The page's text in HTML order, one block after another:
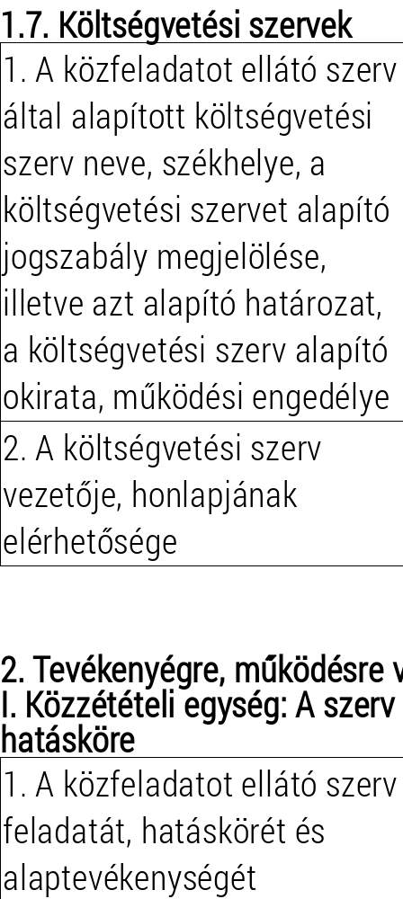
1.7. Költségvetési szervek
1. A közfeladatot ellátó szerv
által alapított költségvetési
szerv neve, székhelye, a
költségvetési szervet alapító
jogszabály megjelölése,
illetve azt alapító határozat,
a költségvetési szerv alapító
okirata, működési engedélye
2. A költségvetési szerv
vezetője, honlapjának
elérhetősége
2. Tevékenyégre,
I. Közzétételi egység: A
hatásköre
1. A közfeladatot ellátó szerv
feladatát, hatáskörét és
alaptevékenységét